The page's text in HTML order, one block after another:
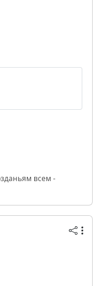
всем -